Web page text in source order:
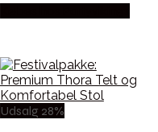
Udsalg 28%